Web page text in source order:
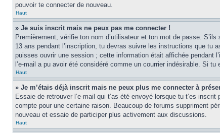
pouvoir te connecter de nouveau.
Haut
» Je suis inscrit mais ne peux pas me connecter !
Premièrement, vérifie ton nom d’utilisateur et ton mot de passe.
13 ans pendant l’inscription, tu devras suivre les instructions que tu
puisses ouvrir une session ; cette information était affichée pendant
l’e-mail a pu avoir été considéré comme un courrier indésirable. Si
Haut
» Je m’étais déjà inscrit mais ne peux plus me connecter à
Essaie de retrouver l’e-mail qui t’as été envoyé lorsque tu t’es
compte pour une certaine raison. Beaucoup de forums suppriment
nouveau et essaie de participer plus activement aux discussions.
Haut